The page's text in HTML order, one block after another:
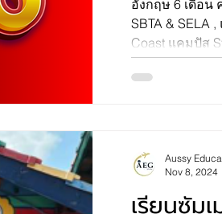
อังกฤษ 6 เดือน
SBTA & SELA
Coast แคมปัส
เดือน] Stay
Coast [1 ปี]
Adelaide,
เรียนซัม
Aussy
Nov 8, 2024